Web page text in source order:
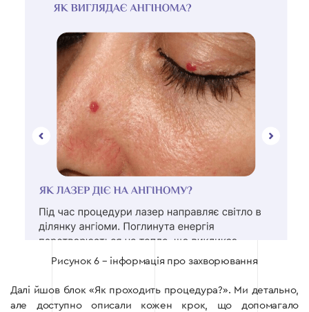
Рисунок 6 – інформація про захворювання
Далі йшов блок «Як проходить процедура?». Ми детально,
але доступно описали кожен крок, що допомагало